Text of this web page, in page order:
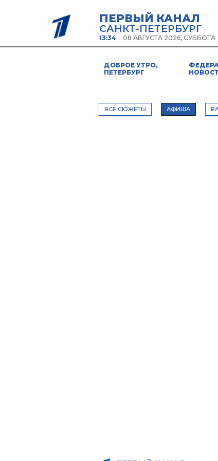
ПЕРВЫЙ КАНАЛ
САНКТ-ПЕТЕРБУРГ
13:34 08 АВГУСТА 2026, СУББОТА
ДОБРОЕ УТРО,
ПЕТЕРБУРГ
ВСЕ СЮЖЕТЫ АФИША